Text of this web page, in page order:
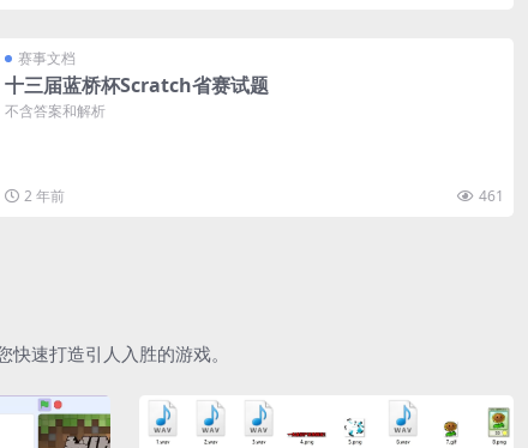
赛事文档
十三届蓝桥杯Scratch省赛试题
不含答案和解析
2 年前 461
速打造引人入胜的游戏。